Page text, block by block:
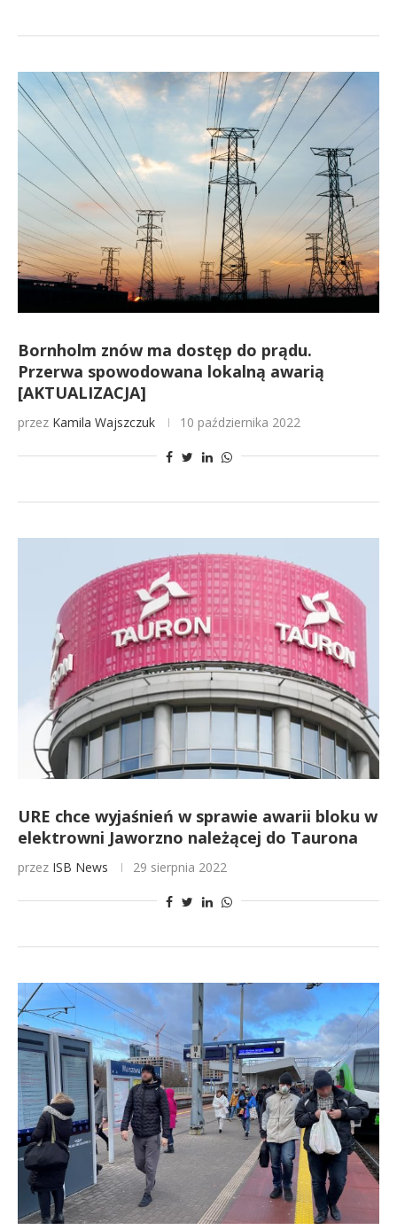
Bornholm znów ma dostęp do prądu.
Przerwa spowodowana lokalną awarią
[AKTUALIZACJA]
przez Kamila Wajszczuk 10 października 2022
URE chce wyjaśnień w sprawie awarii bloku w
elektrowni Jaworzno należącej do Taurona
przez ISB News 29 sierpnia 2022